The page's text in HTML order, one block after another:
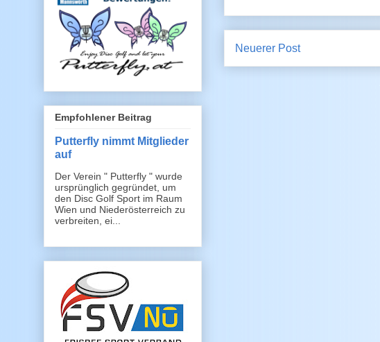
Neuerer Post
Empfohlener Beitrag
Putterfly nimmt Mitglieder
auf
Der Verein " Putterfly " wurde
ursprünglich gegründet, um
den Disc Golf Sport im Raum
Wien und Niederösterreich zu
verbreiten, ei...